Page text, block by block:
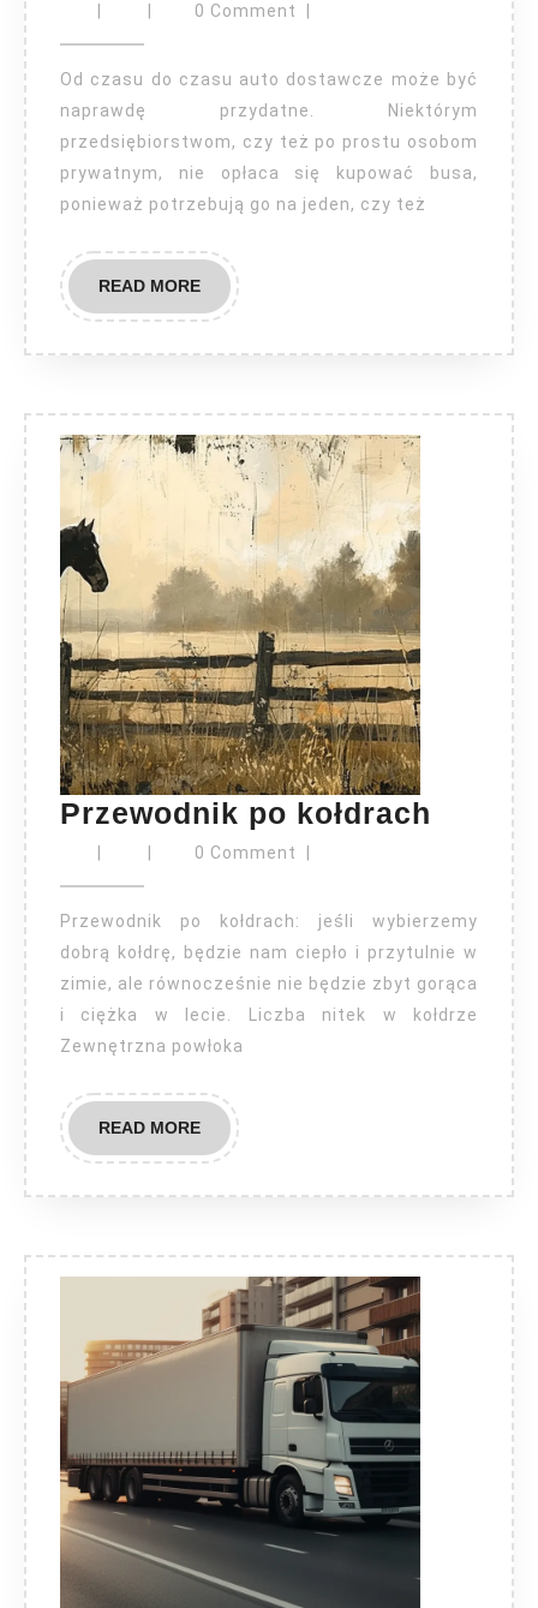
0 Comment
Od czasu do czasu auto dostawcze może być
naprawdę przydatne. Niektórym
przedsiębiorstwom, czy też po prostu osobom
prywatnym, nie opłaca się kupować busa,
ponieważ potrzebują go na jeden, czy też
READ MOREREAD
MORE
Przewodnik po kołdrach
0 Comment
Przewodnik po kołdrach: jeśli wybierzemy
dobrą kołdrę, będzie nam ciepło i przytulnie w
zimie, ale równocześnie nie będzie zbyt gorąca
i ciężka w lecie. Liczba nitek w kołdrze
Zewnętrzna powłoka
READ MOREREAD
MORE